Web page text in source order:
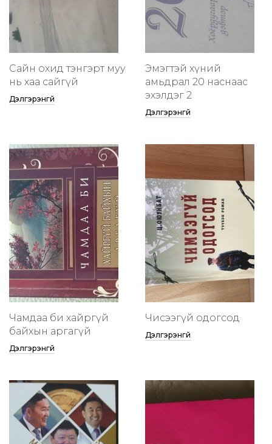
Сайн охид тэнгэрт муу
нь хаа сайгүй
Дэлгэрэнгүй
Эмэгтэй хүний
амьдрал 20 наснаас
эхэлдэг 2
Дэлгэрэнгүй
Чамдаа би хайргүй
байхын аргагүй
Дэлгэрэнгүй
Чисээгүй одогсод
Дэлгэрэнгүй